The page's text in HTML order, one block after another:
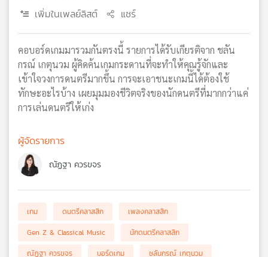
วิทยุ
เครือ
ข่าย
เพิ่มในเพลย์ลิสต์ แชร์
คอบอร์ดเกมมารวมกันตรงนี้ รายการได้รับเกียรติจาก ชลัน
กรณ์ เกตุนวม ผู้คิดค้นเกมกระดานที่จะทำให้คุณรู้จักและ
เข้าใจวงการดนตรีมากขึ้น การจะเอาชนะเกมนี้ได้ต้องใช้
ทักษะอะไรบ้าง เผยมุมมองชีวิตจริงของนักดนตรีที่มากกว่าแค่
การเล่นดนตรีให้เก่ง
ผู้จัดรายการ
ณัฏฐา ควรขจร
เกม ดนตรีคลาสสิก
เพลงคลาสสิก
Gen Z & Classical Music
นักดนตรีคลาสสิก
ณัฏฐา ควรขจร
บอร์ดเกม ชลันกรณ์ เกตุนวม